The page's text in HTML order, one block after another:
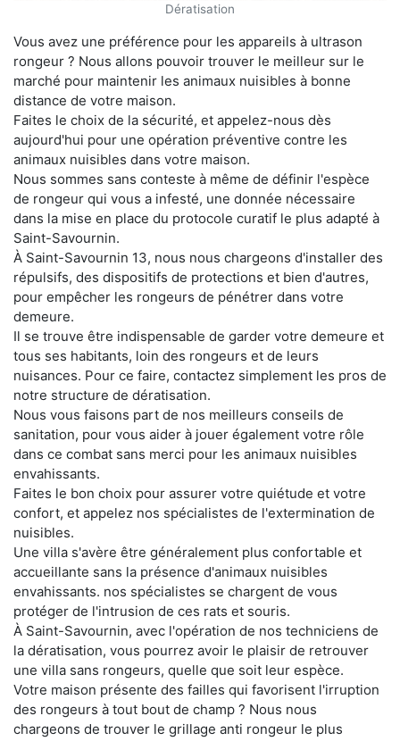
Dératisation
Vous avez une préférence pour les appareils à ultrason
rongeur ? Nous allons pouvoir trouver le meilleur sur le
marché pour maintenir les animaux nuisibles à bonne
distance de votre maison.
Faites le choix de la sécurité, et appelez-nous dès
aujourd'hui pour une opération préventive contre les
animaux nuisibles dans votre maison.
Nous sommes sans conteste à même de définir l'espèce
de rongeur qui vous a infesté, une donnée nécessaire
dans la mise en place du protocole curatif le plus adapté à
Saint-Savournin.
À Saint-Savournin 13, nous nous chargeons d'installer des
répulsifs, des dispositifs de protections et bien d'autres,
pour empêcher les rongeurs de pénétrer dans votre
demeure.
Il se trouve être indispensable de garder votre demeure et
tous ses habitants, loin des rongeurs et de leurs
nuisances. Pour ce faire, contactez simplement les pros de
notre structure de dératisation.
Nous vous faisons part de nos meilleurs conseils de
sanitation, pour vous aider à jouer également votre rôle
dans ce combat sans merci pour les animaux nuisibles
envahissants.
Faites le bon choix pour assurer votre quiétude et votre
confort, et appelez nos spécialistes de l'extermination de
nuisibles.
Une villa s'avère être généralement plus confortable et
accueillante sans la présence d'animaux nuisibles
envahissants. nos spécialistes se chargent de vous
protéger de l'intrusion de ces rats et souris.
À Saint-Savournin, avec l'opération de nos techniciens de
la dératisation, vous pourrez avoir le plaisir de retrouver
une villa sans rongeurs, quelle que soit leur espèce.
Votre maison présente des failles qui favorisent l'irruption
des rongeurs à tout bout de champ ? Nous nous
chargeons de trouver le grillage anti rongeur le plus